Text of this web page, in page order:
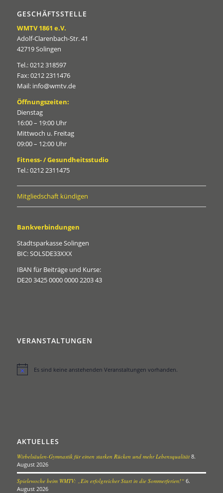
GESCHÄFTSSTELLE
WMTV 1861 e.V.
Adolf-Clarenbach-Str. 41
42719 Solingen
Tel.: 0212 318597
Fax: 0212 2311476
Mail: info@wmtv.de
Öffnungszeiten:
Dienstag
16:00 – 19:00 Uhr
Mittwoch u. Freitag
09:00 – 12:00 Uhr
Fitness- / Gesundheitsstudio
Tel.: 0212 2311475
Mitgliedschaft kündigen
Bankverbindungen
Stadtsparkasse Solingen
BIC: SOLSDE33XXX
IBAN für Beiträge und Kurse:
DE20 3425 0000 0000 2203 43
VERANSTALTUNGEN
HinweisEs sind keine anstehenden Veranstaltungen vorhanden.
AKTUELLES
Wirbelsäulen-Gymnastik für einen starken Rücken und mehr Lebensqualität 8.
August 2026
Spielewoche beim WMTV: „Ein erfolgreicher Start in die Sommerferien!“ 6.
August 2026